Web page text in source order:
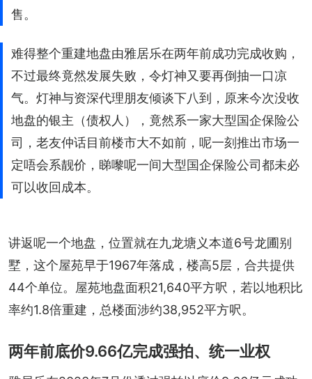
售。
难得整个重建地盘由雅居乐在两年前成功完成收购，
不过最终竟然发展失败，令灯神又要再倒抽一口凉
气。灯神与资深代理朋友倾谈下八到，原来今次没收
地盘的银主（债权人），竟然系一家大型国企保险公
司，老友仲话目前楼市大不如前，呢一刻推出市场一
定唔会系靓价，睇嚟呢一间大型国企保险公司都未必
可以收回成本。
讲返呢一个地盘，位置就在九龙塘义本道6号龙圃别
墅，这个屋苑早于1967年落成，楼高5层，合共提供
44个单位。屋苑地盘面积21,640平方呎，若以地积比
率约1.8倍重建，总楼面涉约38,952平方呎。
两年前底价9.66亿完成强拍、统一业权